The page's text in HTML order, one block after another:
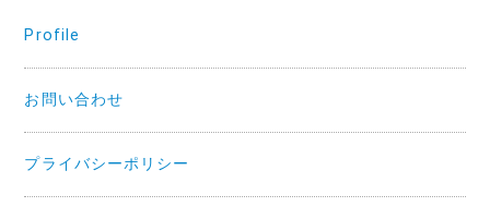
Profile
お問い合わせ
プライバシーポリシー